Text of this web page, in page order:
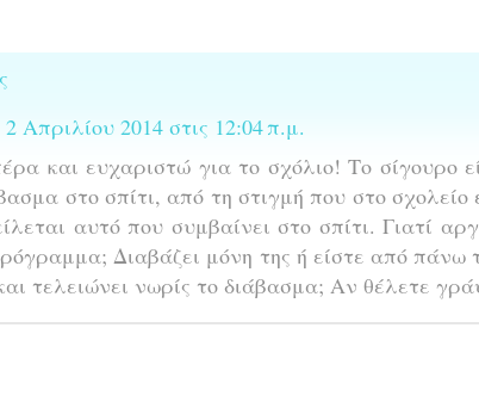
2 Απριλίου 2014 στις 12:04 π.μ.
και ευχαριστώ για το σχόλιο! Το σίγουρο
στο σπίτι, από τη στιγμή που στο
αυτό που συμβαίνει στο σπίτι. Γιατί
Διαβάζει μόνη της ή είστε από πάνω
τελειώνει νωρίς το διάβασμα; Aν θέλετε